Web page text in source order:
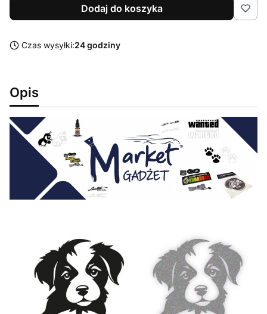
Dodaj do koszyka
Czas wysyłki:24 godziny
Opis